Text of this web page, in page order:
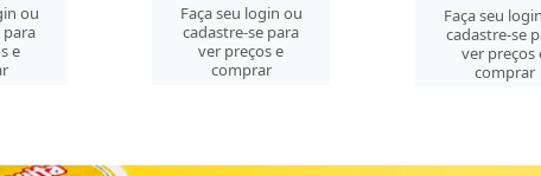
Faça seu login ou
cadastre-se para
ver preços e
Faça seu login ou
cadastre-se para
ver preços e